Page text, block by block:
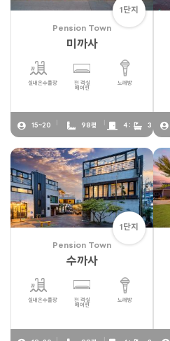
1단지
Pension Town
미까사
실내온수풀장
전 객실
에어컨
노래방
15~20 98평 4 : 3
1단지
Pension Town
수까사
실내온수풀장
전 객실
에어컨
노래방